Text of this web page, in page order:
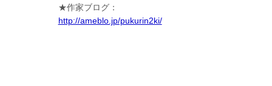
★作家ブログ：
http://ameblo.jp/pukurin2ki/